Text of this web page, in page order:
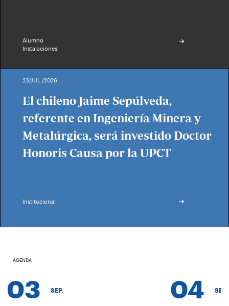
Alumno
Instalaciones
23/JUL./2026
El chileno Jaime Sepúlveda,
referente en Ingeniería Minera y
Metalúrgica, será investido Doctor
Honoris Causa por la UPCT
Institucional
AGENDA
SEP. 04 SEP.